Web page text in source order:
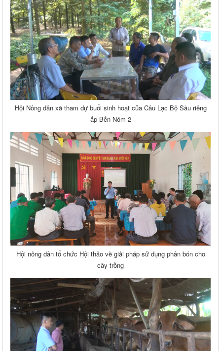
Hội Nông dân xã tham dự buổi sinh hoạt của Câu Lạc Bộ Sầu riêng
ấp Bến Nôm 2
Hội nông dân tổ chức Hội thảo về giải pháp sử dụng phân bón cho
cây trồng